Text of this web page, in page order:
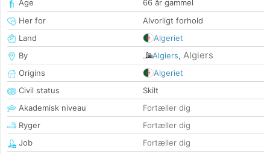
Age
66 år gammel
Her for
Alvorligt forhold
Land
Algeriet
By
Algiers, Algiers
Origins
Algeriet
Civil status
Skilt
Akademisk niveau
Fortæller dig
Ryger
Fortæller dig
Job
Fortæller dig